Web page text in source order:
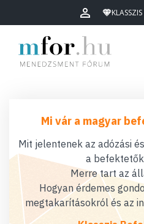
Mi vár a magyar
Mit jelentenek az adózási
a
Merre tart az
Hogyan érdemes
megtakarításokról és az